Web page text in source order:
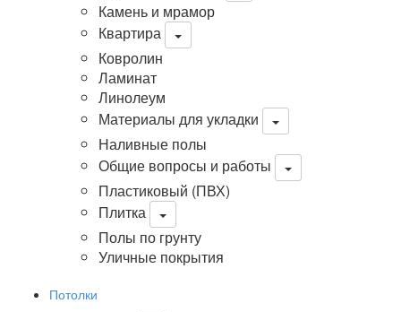
Камень и мрамор
Квартира
Ковролин
Ламинат
Линолеум
Материалы для укладки
Наливные полы
Общие вопросы и работы
Пластиковый (ПВХ)
Плитка
Полы по грунту
Уличные покрытия
Потолки